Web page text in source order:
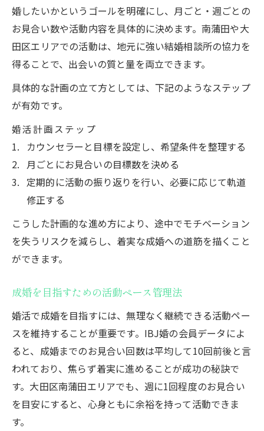
婚したいかというゴールを明確にし、月ごと・週ごとの
お見合い数や活動内容を具体的に決めます。南蒲田や大
田区エリアでの活動は、地元に強い結婚相談所の協力を
得ることで、出会いの質と量を両立できます。
具体的な計画の立て方としては、下記のようなステップ
が有効です。
婚活計画ステップ
カウンセラーと目標を設定し、希望条件を整理する
月ごとにお見合いの目標数を決める
定期的に活動の振り返りを行い、必要に応じて軌道
修正する
こうした計画的な進め方により、途中でモチベーション
を失うリスクを減らし、着実な成婚への道筋を描くこと
ができます。
成婚を目指すための活動ペース管理法
婚活で成婚を目指すには、無理なく継続できる活動ペー
スを維持することが重要です。IBJ婚の会員データによ
ると、成婚までのお見合い回数は平均して10回前後と言
われており、焦らず着実に進めることが成功の秘訣で
す。大田区南蒲田エリアでも、週に1回程度のお見合い
を目安にすると、心身ともに余裕を持って活動できま
す。